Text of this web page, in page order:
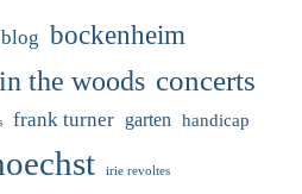
blog bockenheim
the woods concerts
frank turner garten handicap
irie revoltes